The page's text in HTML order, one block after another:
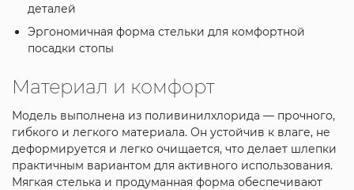
деталей
Эргономичная форма стельки для комфортной
посадки стопы
Материал и комфорт
Модель выполнена из поливинилхлорида — прочного,
гибкого и легкого материала. Он устойчив к влаге, не
деформируется и легко очищается, что делает шлепки
практичным вариантом для активного использования.
Мягкая стелька и продуманная форма обеспечивают